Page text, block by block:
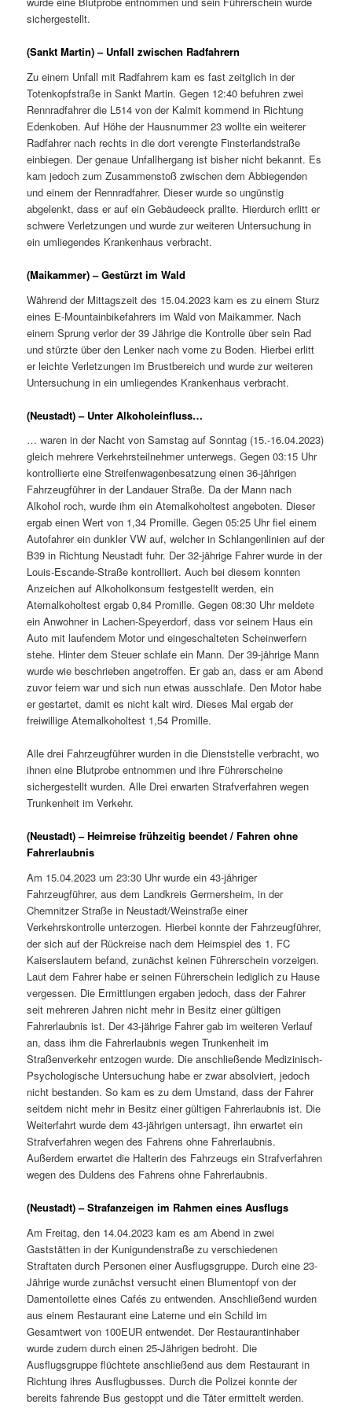
sichergestellt.
(Sankt Martin) – Unfall zwischen Radfahrern
Zu einem Unfall mit Radfahrern kam es fast zeitglich in der
Totenkopfstraße in Sankt Martin. Gegen 12:40 befuhren zwei
Rennradfahrer die L514 von der Kalmit kommend in Richtung
Edenkoben. Auf Höhe der Hausnummer 23 wollte ein weiterer
Radfahrer nach rechts in die dort verengte Finsterlandstraße
einbiegen. Der genaue Unfallhergang ist bisher nicht bekannt. Es
kam jedoch zum Zusammenstoß zwischen dem Abbiegenden
und einem der Rennradfahrer. Dieser wurde so ungünstig
abgelenkt, dass er auf ein Gebäudeeck prallte. Hierdurch erlitt er
schwere Verletzungen und wurde zur weiteren Untersuchung in
ein umliegendes Krankenhaus verbracht.
(Maikammer) – Gestürzt im Wald
Während der Mittagszeit des 15.04.2023 kam es zu einem Sturz
eines E-Mountainbikefahrers im Wald von Maikammer. Nach
einem Sprung verlor der 39 Jährige die Kontrolle über sein Rad
und stürzte über den Lenker nach vorne zu Boden. Hierbei erlitt
er leichte Verletzungen im Brustbereich und wurde zur weiteren
Untersuchung in ein umliegendes Krankenhaus verbracht.
(Neustadt) – Unter Alkoholeinfluss…
… waren in der Nacht von Samstag auf Sonntag (15.-16.04.2023)
gleich mehrere Verkehrsteilnehmer unterwegs. Gegen 03:15 Uhr
kontrollierte eine Streifenwagenbesatzung einen 36-jährigen
Fahrzeugführer in der Landauer Straße. Da der Mann nach
Alkohol roch, wurde ihm ein Atemalkoholtest angeboten. Dieser
ergab einen Wert von 1,34 Promille. Gegen 05:25 Uhr fiel einem
Autofahrer ein dunkler VW auf, welcher in Schlangenlinien auf der
B39 in Richtung Neustadt fuhr. Der 32-jährige Fahrer wurde in der
Louis-Escande-Straße kontrolliert. Auch bei diesem konnten
Anzeichen auf Alkoholkonsum festgestellt werden, ein
Atemalkoholtest ergab 0,84 Promille. Gegen 08:30 Uhr meldete
ein Anwohner in Lachen-Speyerdorf, dass vor seinem Haus ein
Auto mit laufendem Motor und eingeschalteten Scheinwerfern
stehe. Hinter dem Steuer schlafe ein Mann. Der 39-jährige Mann
wurde wie beschrieben angetroffen. Er gab an, dass er am Abend
zuvor feiern war und sich nun etwas ausschlafe. Den Motor habe
er gestartet, damit es nicht kalt wird. Dieses Mal ergab der
freiwillige Atemalkoholtest 1,54 Promille.
Alle drei Fahrzeugführer wurden in die Dienststelle verbracht, wo
ihnen eine Blutprobe entnommen und ihre Führerscheine
sichergestellt wurden. Alle Drei erwarten Strafverfahren wegen
Trunkenheit im Verkehr.
(Neustadt) – Heimreise frühzeitig beendet / Fahren ohne
Fahrerlaubnis
Am 15.04.2023 um 23:30 Uhr wurde ein 43-jähriger
Fahrzeugführer, aus dem Landkreis Germersheim, in der
Chemnitzer Straße in Neustadt/Weinstraße einer
Verkehrskontrolle unterzogen. Hierbei konnte der Fahrzeugführer,
der sich auf der Rückreise nach dem Heimspiel des 1. FC
Kaiserslautern befand, zunächst keinen Führerschein vorzeigen.
Laut dem Fahrer habe er seinen Führerschein lediglich zu Hause
vergessen. Die Ermittlungen ergaben jedoch, dass der Fahrer
seit mehreren Jahren nicht mehr in Besitz einer gültigen
Fahrerlaubnis ist. Der 43-jährige Fahrer gab im weiteren Verlauf
an, dass ihm die Fahrerlaubnis wegen Trunkenheit im
Straßenverkehr entzogen wurde. Die anschließende Medizinisch-
Psychologische Untersuchung habe er zwar absolviert, jedoch
nicht bestanden. So kam es zu dem Umstand, dass der Fahrer
seitdem nicht mehr in Besitz einer gültigen Fahrerlaubnis ist. Die
Weiterfahrt wurde dem 43-jährigen untersagt, ihn erwartet ein
Strafverfahren wegen des Fahrens ohne Fahrerlaubnis.
Außerdem erwartet die Halterin des Fahrzeugs ein Strafverfahren
wegen des Duldens des Fahrens ohne Fahrerlaubnis.
(Neustadt) – Strafanzeigen im Rahmen eines Ausflugs
Am Freitag, den 14.04.2023 kam es am Abend in zwei
Gaststätten in der Kunigundenstraße zu verschiedenen
Straftaten durch Personen einer Ausflugsgruppe. Durch eine 23-
Jährige wurde zunächst versucht einen Blumentopf von der
Damentoilette eines Cafés zu entwenden. Anschließend wurden
aus einem Restaurant eine Laterne und ein Schild im
Gesamtwert von 100EUR entwendet. Der Restaurantinhaber
wurde zudem durch einen 25-Jährigen bedroht. Die
Ausflugsgruppe flüchtete anschließend aus dem Restaurant in
Richtung ihres Ausflugbusses. Durch die Polizei konnte der
bereits fahrende Bus gestoppt und die Täter ermittelt werden.